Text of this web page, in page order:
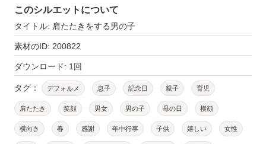
このシルエットについて
タイトル: 肩たたきをする男の子
素材のID: 200822
ダウンロード: 1回
タグ： デフォルメ 息子 記念日 親子 育児
肩たたき 笑顔 男女 男の子 母の日 横顔
横向き 春 感謝 年中行事 子供 嬉しい 女性